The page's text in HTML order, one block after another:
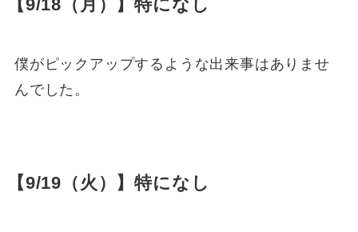
【9/18（月）】特になし
僕がピックアップするような出来事はありませ
んでした。
【9/19（火）】特になし